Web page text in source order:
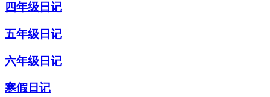
四年级日记
五年级日记
六年级日记
寒假日记